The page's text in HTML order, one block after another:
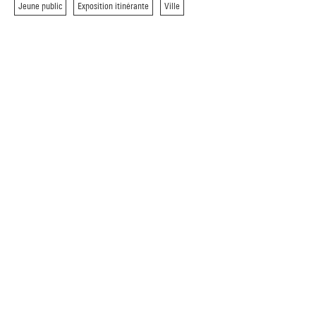
Jeune public Exposition itinérante Ville